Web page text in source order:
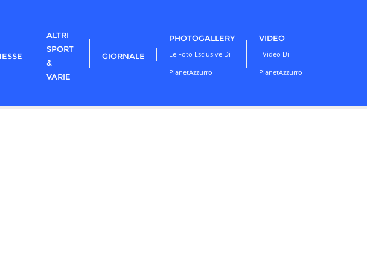
ALTRI
SPORT
&
VARIE
GIORNALE
PHOTOGALLERY
Le Foto Esclusive Di
PianetAzzurro
VIDEO
I Video Di
PianetAzzurro